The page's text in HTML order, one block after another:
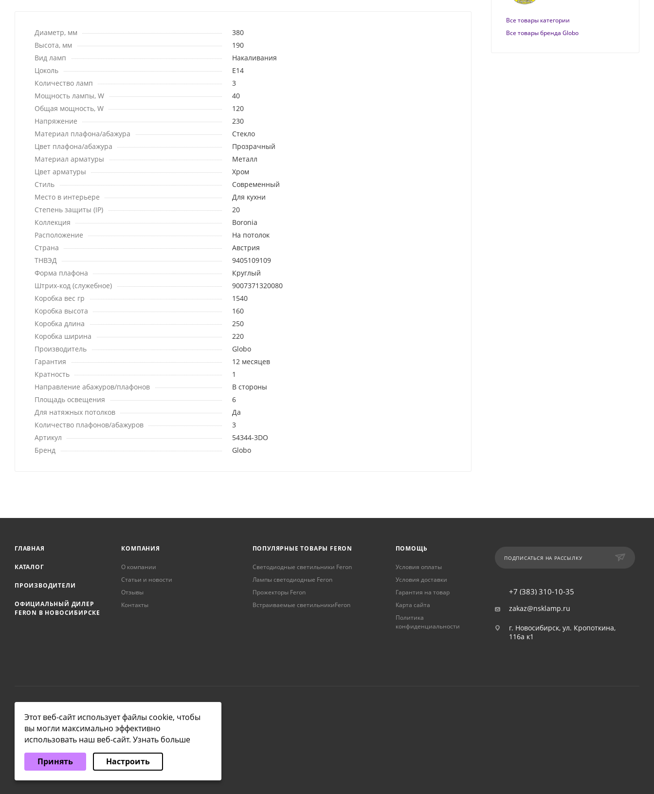
Диаметр, мм
380
Высота, мм
190
Вид ламп
Накаливания
Цоколь
E14
Количество ламп
3
Мощность лампы, W
40
Общая мощность, W
120
Напряжение
230
Материал плафона/абажура
Стекло
Цвет плафона/абажура
Прозрачный
Материал арматуры
Металл
Цвет арматуры
Хром
Стиль
Современный
Место в интерьере
Для кухни
Степень защиты (IP)
20
Коллекция
Boronia
Расположение
На потолок
Страна
Австрия
ТНВЭД
9405109109
Форма плафона
Круглый
Штрих-код (служебное)
9007371320080
Коробка вес гр
1540
Коробка высота
160
Коробка длина
250
Коробка ширина
220
Производитель
Globo
Гарантия
12 месяцев
Кратность
1
Направление абажуров/плафонов
В стороны
Площадь освещения
6
Для натяжных потолков
Да
Количество плафонов/абажуров
3
Артикул
54344-3DO
Бренд
Globo
Все товары категории
Все товары бренда Globo
ГЛАВНАЯ
КАТАЛОГ
ПРОИЗВОДИТЕЛИ
ОФИЦИАЛЬНЫЙ ДИЛЕР
FERON В НОВОСИБИРСКЕ
КОМПАНИЯ
О компании
Статьи и новости
Отзывы
Контакты
ПОПУЛЯРНЫЕ ТОВАРЫ FERON
Светодиодные светильники Feron
Лампы светодиодные Feron
Прожекторы Feron
Встраиваемые светильникиFeron
ПОМОЩЬ
Условия оплаты
Условия доставки
Гарантия на товар
Карта сайта
Политика
конфиденциальности
ПОДПИСАТЬСЯ НА РАССЫЛКУ
+7 (383) 310-10-35
zakaz@nsklamp.ru
г. Новосибирск, ул. Кропоткина,
116а к1
2026 © NSKLAMP
Этот веб-сайт использует файлы cookie, чтобы
вы могли максимально эффективно
использовать наш веб-сайт. Узнать больше
Минимальные Аналитические/Функциональные
Принять Настроить